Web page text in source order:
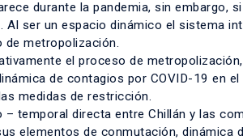
durante la pandemia, sin embargo,
ser un espacio dinámico el sistema
de metropolización.
el proceso de
de contagios por COVID-19 en
medidas de restricción.
temporal directa entre Chillán y las
elementos de conmutación, dinámica